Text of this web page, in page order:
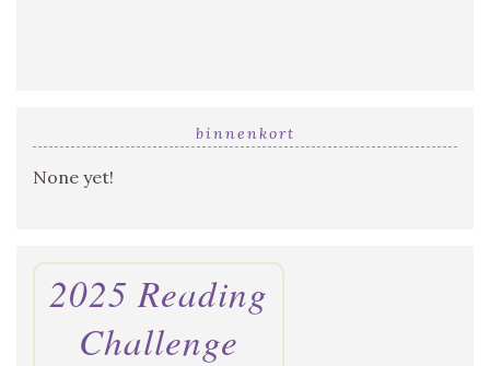
binnenkort
None yet!
2025 Reading
Challenge